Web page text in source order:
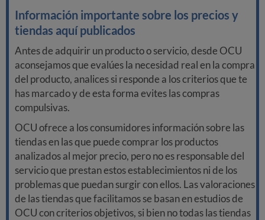
Información importante sobre los precios y
tiendas aquí publicados
Antes de adquirir un producto o servicio, desde OCU
aconsejamos que evalúes la necesidad real en la compra
del producto, analices si responde a los criterios que te
has marcado y de esta forma evites las compras
compulsivas.
OCU ofrece a los consumidores información sobre las
tiendas en las que puede comprar los productos
analizados al mejor precio, pero no es responsable del
servicio que prestan estos establecimientos ni de los
problemas que puedan surgir con ellos. Las valoraciones
de las tiendas que facilitamos se basan en estudios de
OCU con criterios objetivos, si bien no todas las tiendas